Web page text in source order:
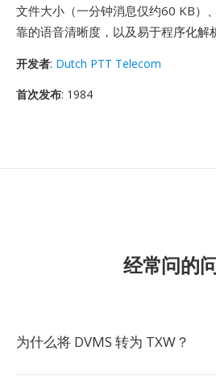
文件大小（一分钟消息仅约60 KB）
靠的语音清晰度，以及易于程序化解
开发者: Dutch PTT Telecom
首次发布: 1984
经常问的
为什么将 DVMS 转为 TXW？